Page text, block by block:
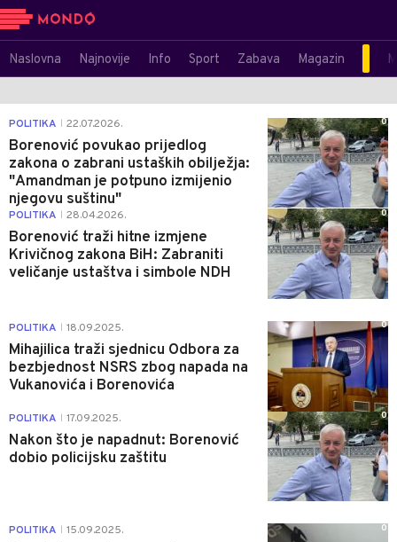
Naslovna Najnovije Info Sport Zabava Magazin
POLITIKA 22.07.2026.
Borenović povukao prijedlog
zakona o zabrani ustaških obilježja:
"Amandman je potpuno izmijenio
njegovu suštinu"
0
POLITIKA 28.04.2026.
Borenović traži hitne izmjene
Krivičnog zakona BiH: Zabraniti
veličanje ustaštva i simbole NDH
0
POLITIKA 18.09.2025.
Mihajilica traži sjednicu Odbora za
bezbjednost NSRS zbog napada na
Vukanovića i Borenovića
0
POLITIKA 17.09.2025.
Nakon što je napadnut: Borenović
dobio policijsku zaštitu
0
POLITIKA 15.09.2025. 0